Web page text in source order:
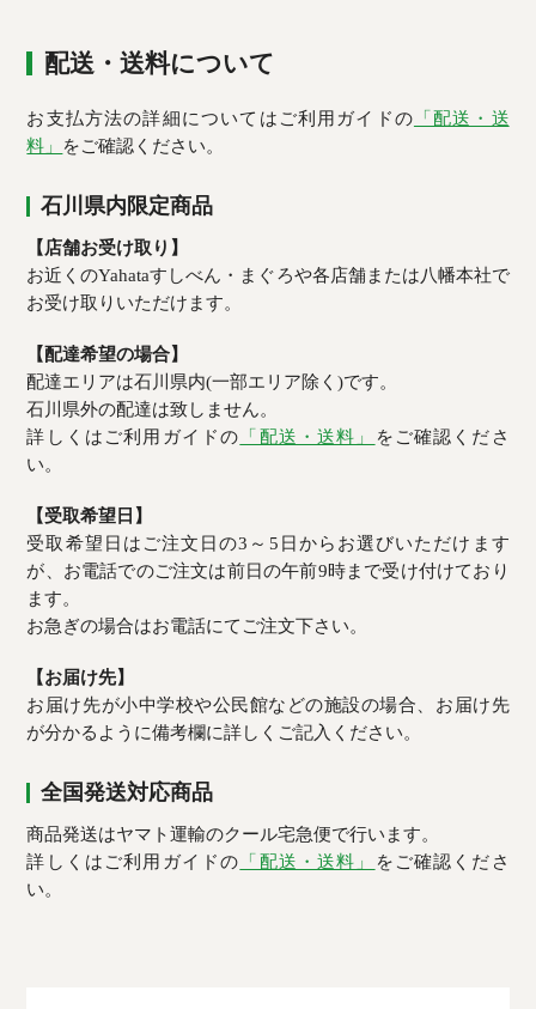
配送・送料について
お支払方法の詳細についてはご利用ガイドの 「配送・送
料」 をご確認ください。
石川県内限定商品
【店舗お受け取り】
お近くのYahataすしべん・まぐろや各店舗または八幡本社で
お受け取りいただけます。
【配達希望の場合】
配達エリアは石川県内(一部エリア除く)です。
石川県外の配達は致しません。
詳しくはご利用ガイドの 「配送・送料」
をご確認くださ
い。
【受取希望日】
受取希望日はご注文日の3～5日からお選びいただけます
が、お電話でのご注文は前日の午前9時まで受け付けており
ます。
お急ぎの場合はお電話にてご注文下さい。
【お届け先】
お届け先が小中学校や公民館などの施設の場合、お届け先
が分かるように備考欄に詳しくご記入ください。
全国発送対応商品
商品発送はヤマト運輸のクール宅急便で行います。
詳しくはご利用ガイドの 「配送・送料」
をご確認くださ
い。